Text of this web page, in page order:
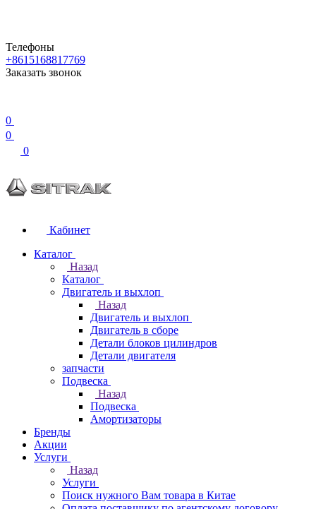
Телефоны
+8615168817769
Заказать звонок
0
0
0
Кабинет
Каталог
Назад
Каталог
Двигатель и выхлоп
Назад
Двигатель и выхлоп
Двигатель в сборе
Детали блоков цилиндров
Детали двигателя
запчасти
Подвеска
Назад
Подвеска
Амортизаторы
Бренды
Акции
Услуги
Назад
Услуги
Поиск нужного Вам товара в Китае